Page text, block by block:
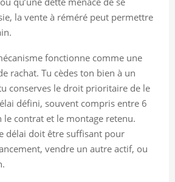
la vente à réméré peut permettre
fonctionne comme une
rachat. Tu cèdes ton bien à un
conserves le droit prioritaire de le
défini, souvent compris entre 6
le contrat et le montage retenu.
délai doit être suffisant pour
vendre un autre actif, ou